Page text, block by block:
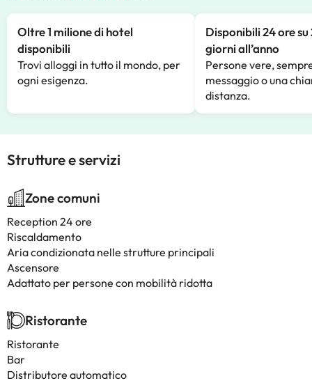
Oltre 1 milione di hotel
disponibili
Trovi alloggi in tutto il mondo, per
ogni esigenza.
Disponibili 24 ore su
giorni all’anno
Persone vere,
messaggio o una
distanza.
Strutture e servizi
Zone comuni
Reception 24 ore
Riscaldamento
Aria condizionata nelle strutture principali
Ascensore
Adattato per persone con mobilità ridotta
Ristorante
Ristorante
Bar
Distributore automatico